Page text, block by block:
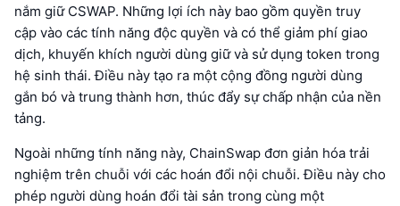
nắm giữ CSWAP. Những lợi ích này bao gồm quyền truy
cập vào các tính năng độc quyền và có thể giảm phí giao
dịch, khuyến khích người dùng giữ và sử dụng token trong
hệ sinh thái. Điều này tạo ra một cộng đồng người dùng
gắn bó và trung thành hơn, thúc đẩy sự chấp nhận của nền
tảng.
Ngoài những tính năng này, ChainSwap đơn giản hóa trải
nghiệm trên chuỗi với các hoán đổi nội chuỗi. Điều này cho
phép người dùng hoán đổi tài sản trong cùng một